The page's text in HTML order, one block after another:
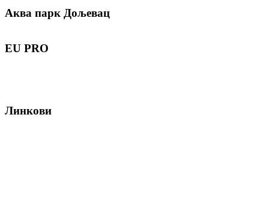
Аква парк Дољевац
EU PRO
Линкови